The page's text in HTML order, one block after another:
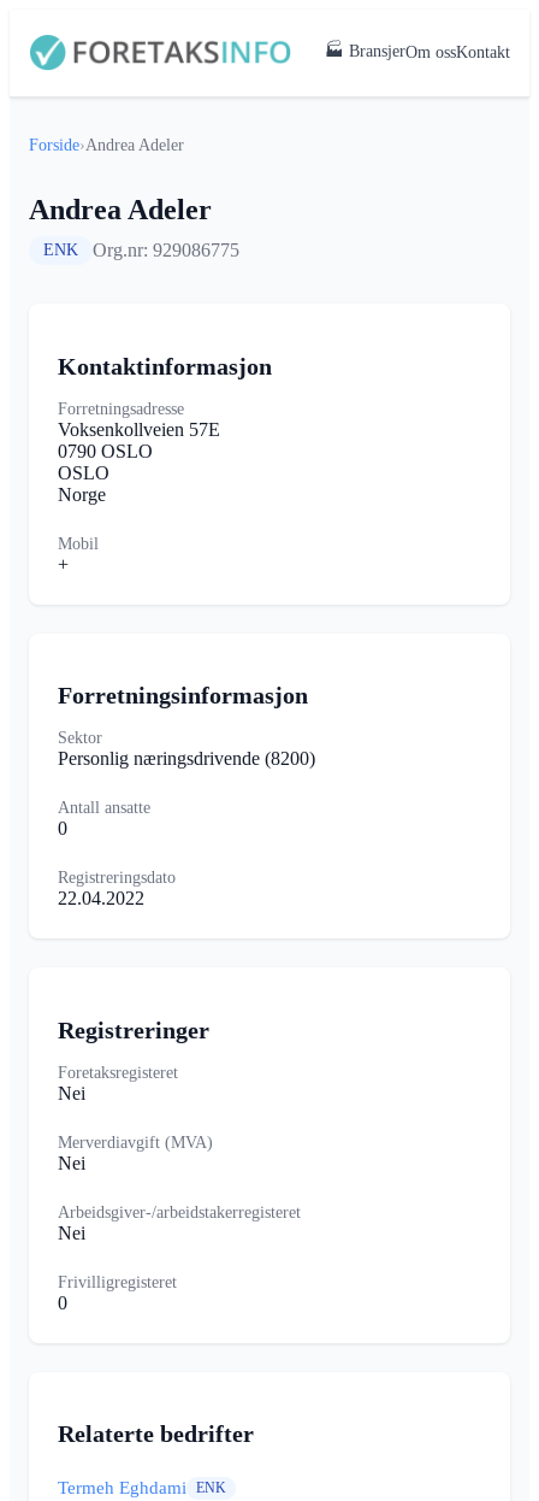
🏭 BransjerOm ossKontakt
Forside›Andrea Adeler
Andrea Adeler
ENK Org.nr: 929086775
Kontaktinformasjon
Forretningsadresse
Voksenkollveien 57E
0790 OSLO
OSLO
Norge
Mobil
+
Forretningsinformasjon
Sektor
Personlig næringsdrivende (8200)
Antall ansatte
0
Registreringsdato
22.04.2022
Registreringer
Foretaksregisteret
Nei
Merverdiavgift (MVA)
Nei
Arbeidsgiver-/arbeidstakerregisteret
Nei
Frivilligregisteret
0
Relaterte bedrifter
Termeh Eghdami ENK